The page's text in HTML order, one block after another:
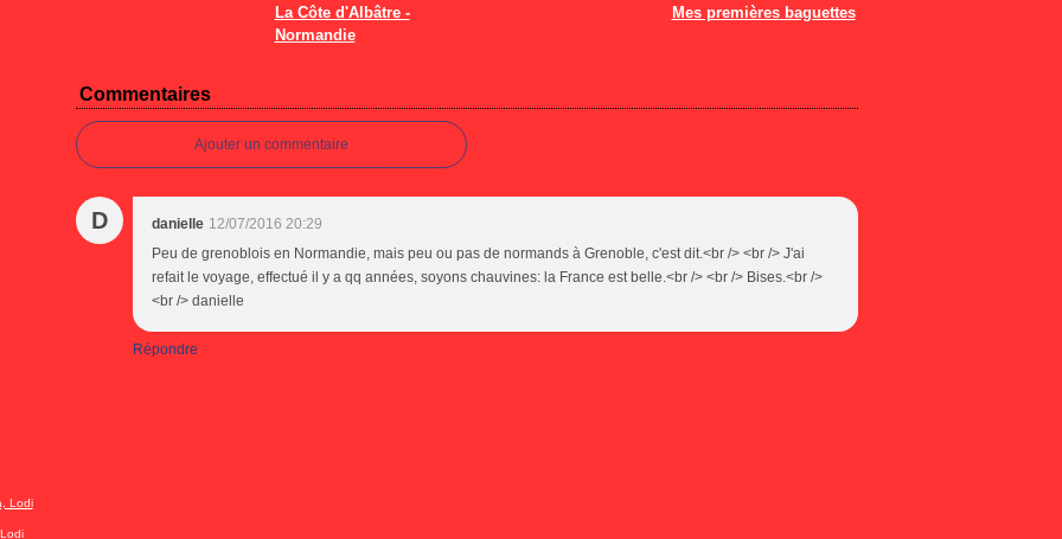
La Côte d'Albâtre -
Normandie
Mes premières baguettes
Commentaires
Ajouter un commentaire
D danielle 12/07/2016 20:29
Peu de grenoblois en Normandie, mais peu ou pas de normands à Grenoble, c'est dit.<br /> <br /> J'ai
refait le voyage, effectué il y a qq années, soyons chauvines: la France est belle.<br /> <br /> Bises.<br />
<br /> danielle
Répondre